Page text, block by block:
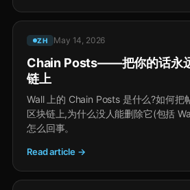
ZH May 14, 2026
Chain Posts——把你的话永
链上
Wall 上的 Chain Posts 是什么?如何把
区块链上,为什么没人能删除它(包括
怎么回事。
Read article →